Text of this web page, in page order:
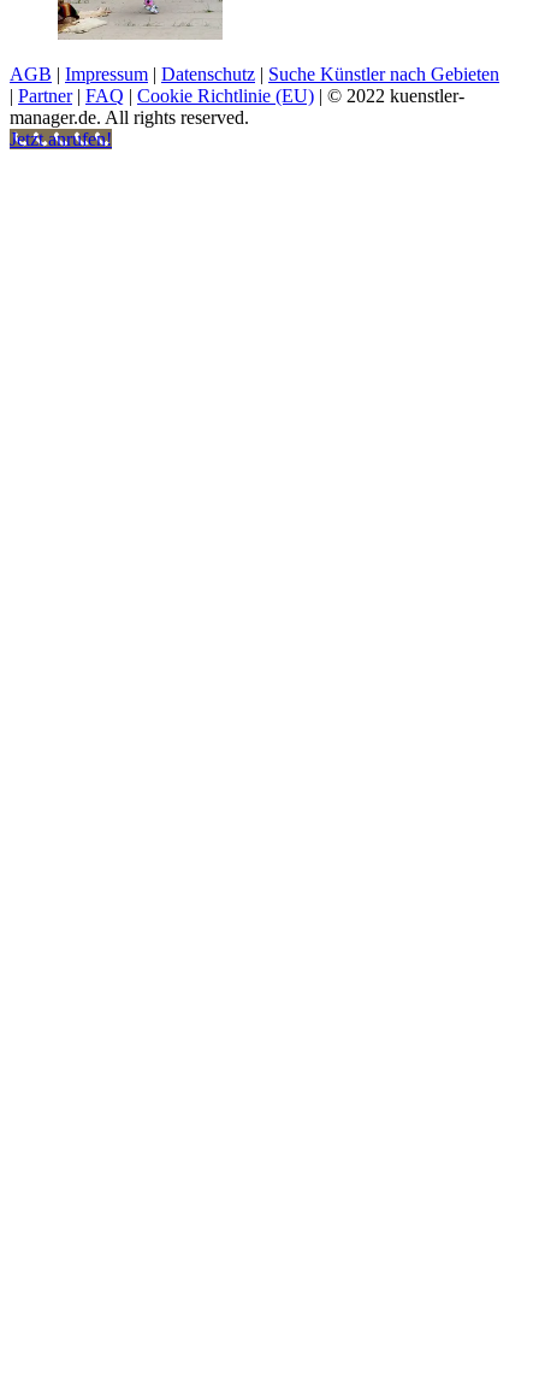
AGB | Impressum | Datenschutz | Suche Künstler nach Gebieten
| Partner| FAQ | Cookie Richtlinie (EU) | © 2022 kuenstler-
manager.de. All rights reserved.
Jetzt anrufen!